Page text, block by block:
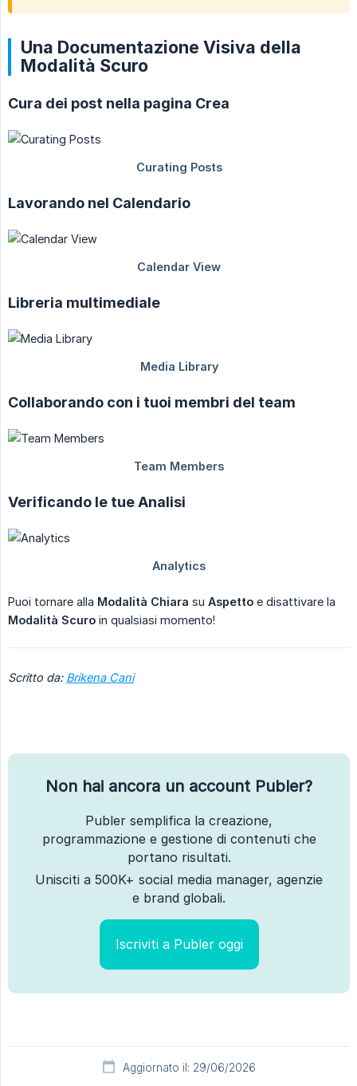
Una Documentazione Visiva della
Modalità Scuro
Cura dei post nella pagina Crea
Lavorando nel Calendario
Libreria multimediale
Collaborando con i tuoi membri del team
Verificando le tue Analisi
Puoi tornare alla Modalità Chiara su Aspetto e disattivare la
Modalità Scuro in qualsiasi momento!
Scritto da: Brikena Cani
Non hai ancora un account Publer?
Publer semplifica la creazione,
programmazione e gestione di contenuti che
portano risultati.
Unisciti a 500K+ social media manager, agenzie
e brand globali.
Iscriviti a Publer oggi
Aggiornato il: 29/06/2026